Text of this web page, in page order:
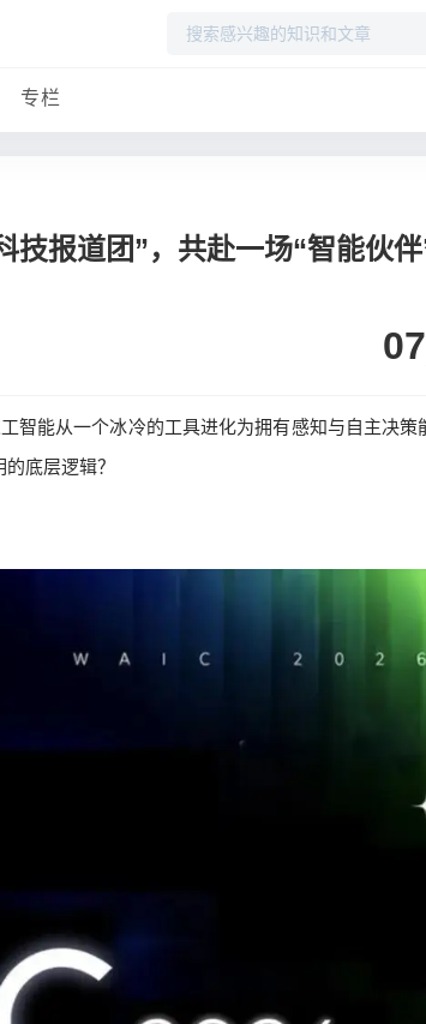
专栏
技报道团”，共赴一场“智能伙
07
智能从一个冰冷的工具进化为拥有感知与自主决策
底层逻辑？